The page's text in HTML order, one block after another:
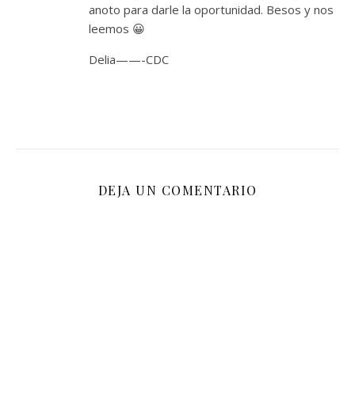
anoto para darle la oportunidad. Besos y nos
leemos 😀
Delia——-CDC
DEJA UN COMENTARIO